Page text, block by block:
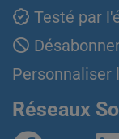
Testé par
Personnaliser
Réseaux